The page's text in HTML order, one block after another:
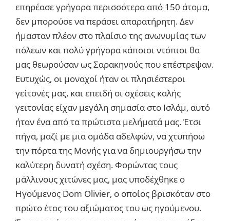
επηρέασε γρήγορα περισσότερα από 150 άτομα,
δεν μπορούσε να περάσει απαρατήρητη. Δεν
ήμασταν πλέον στο πλαίσιο της ανωνυμίας των
πόλεων και πολύ γρήγορα κάποιοι ντόπιοι θα
μας θεωρούσαν ως Σαρακηνούς που επέστρεψαν.
Ευτυχώς, οι μοναχοί ήταν οι πλησιέστεροι
γείτονές μας, και επειδή οι σχέσεις καλής
γειτονίας είχαν μεγάλη σημασία στο Ισλάμ, αυτό
ήταν ένα από τα πρώτιστα μελήματά μας. Έτσι
πήγα, μαζί με μια ομάδα αδελφών, να χτυπήσω
την πόρτα της Μονής για να δημιουργήσω την
καλύτερη δυνατή σχέση. Φορώντας τους
μάλλινους χιτώνες μας, μας υποδέχθηκε ο
Ηγούμενος Dom Olivier, ο οποίος βρισκόταν στο
πρώτο έτος του αξιώματος του ως ηγούμενου.